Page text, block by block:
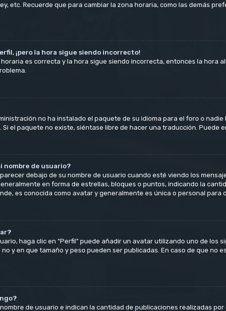
etc. Recuerde que para cambiar la zona horaria, como las demás
¡pero la hora sigue siendo incorrecto!
es correcta y la hora sigue siendo incorrecta, entonces la hora
no ha instalado el paquete de su idioma para el foro o
el paquete no existe, siéntase libre de hacer una traducción. Puede
nombre de usuario?
debajo de su nombre de usuario cuando esté viendo los
en forma de estrellas, bloques o puntos, indicando la
es conocida como avatar y generalmente es única o personal para
haga clic en “Perfil” puede añadir un avatar utilizando uno de los
y en que tamaño y peso pueden ser publicadas. En caso de que
de usuario e indican la cantidad de publicaciones realizadas